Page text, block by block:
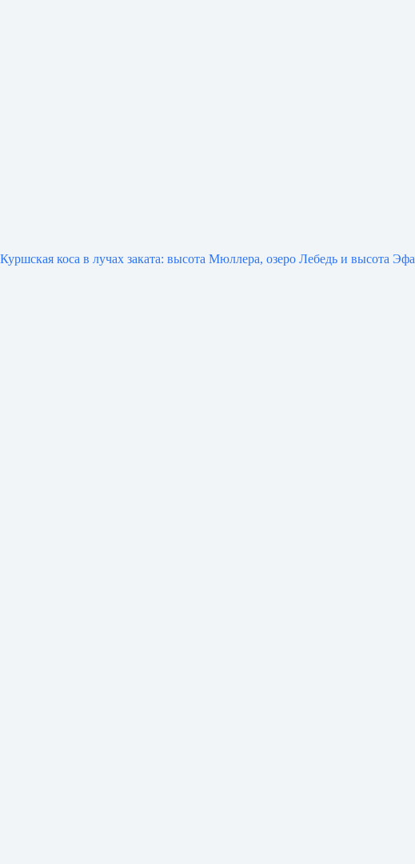
Куршская коса в лучах заката: высота Мюллера, озеро Лебедь и высота Эфа